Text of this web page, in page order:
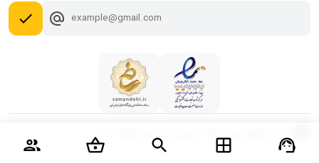
support_agent
window
search
shopping_basket
group
done